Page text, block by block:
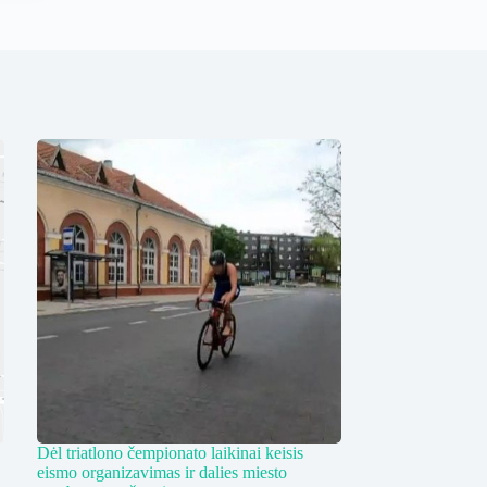
Dėl triatlono čempionato laikinai keisis
eismo organizavimas ir dalies miesto